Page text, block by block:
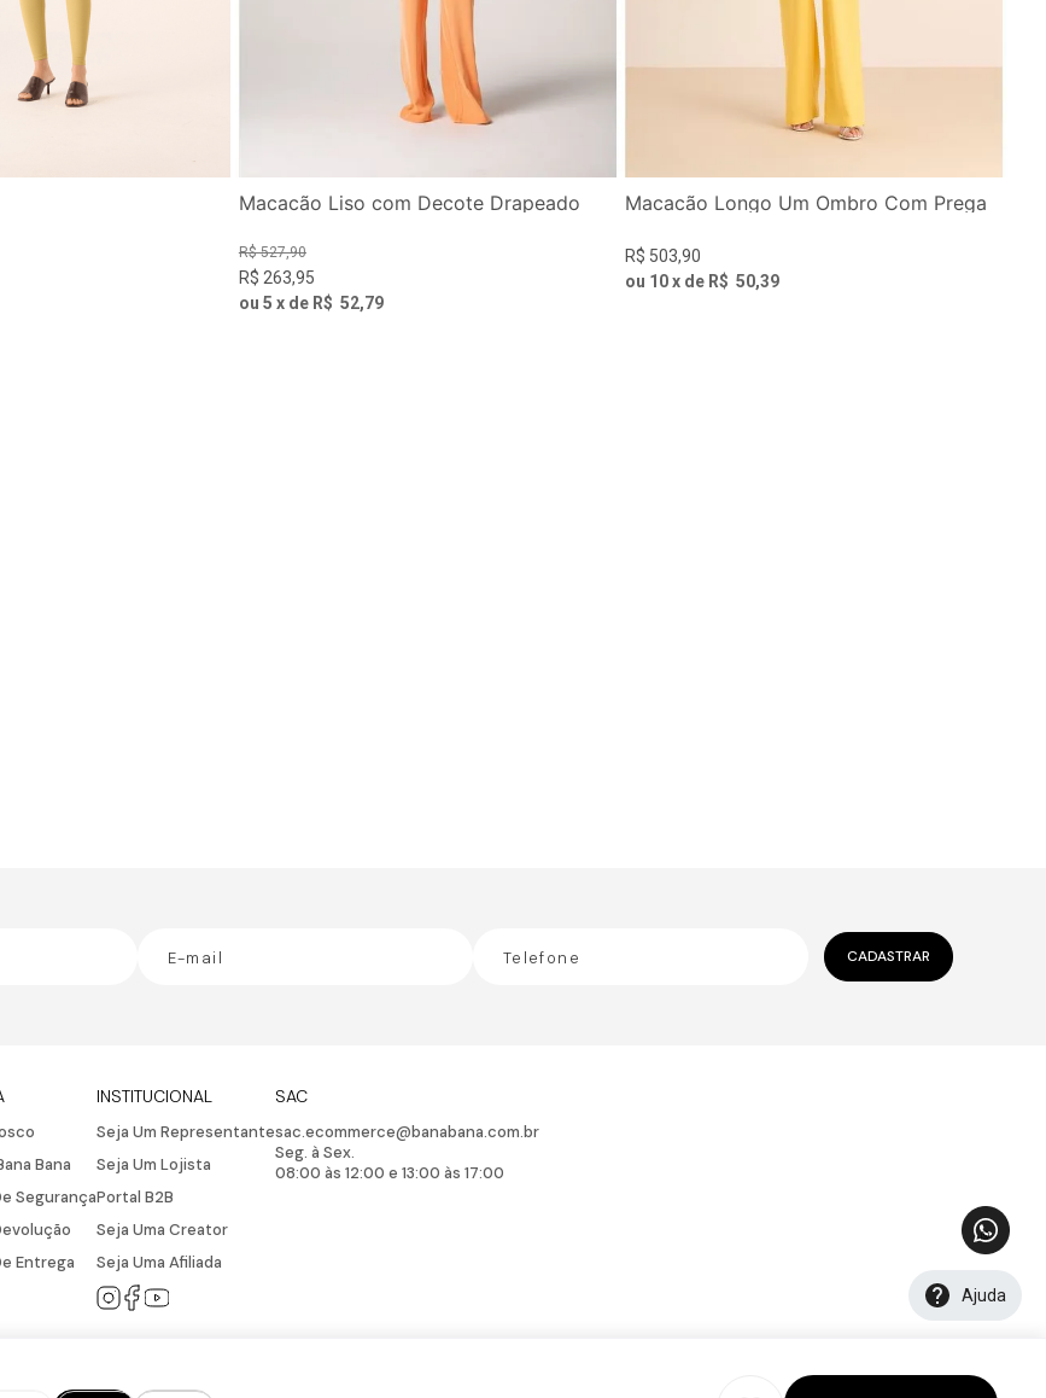
Ajuda
Macacão Liso com Decote Drapeado
R$ 527,90
R$ 263,95
ou 5 x de R$ 52,79
Macacão Longo Um Ombro Com Prega
R$ 503,90
ou 10x de R$ 50,39
CADASTRAR
Bana
Segurança
Entrega
INSTITUCIONAL
Seja Um Representante
Seja Um Lojista
Portal B2B
Seja Uma Creator
Seja Uma Afiliada
SAC
sac.ecommerce@banabana.com.br
Seg. à Sex.
08:00 às 12:00 e 13:00 às 17:00